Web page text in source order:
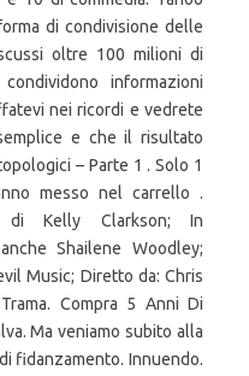
di condivisione delle
oltre 100 milioni di
informazioni
nei ricordi e vedrete
e che il risultato
– Parte 1 . Solo 1
messo nel carrello .
di Kelly Clarkson; In
Shailene Woodley;
Music; Diretto da: Chris
Compra 5 Anni Di
Ma veniamo subito alla
fidanzamento. Innuendo.